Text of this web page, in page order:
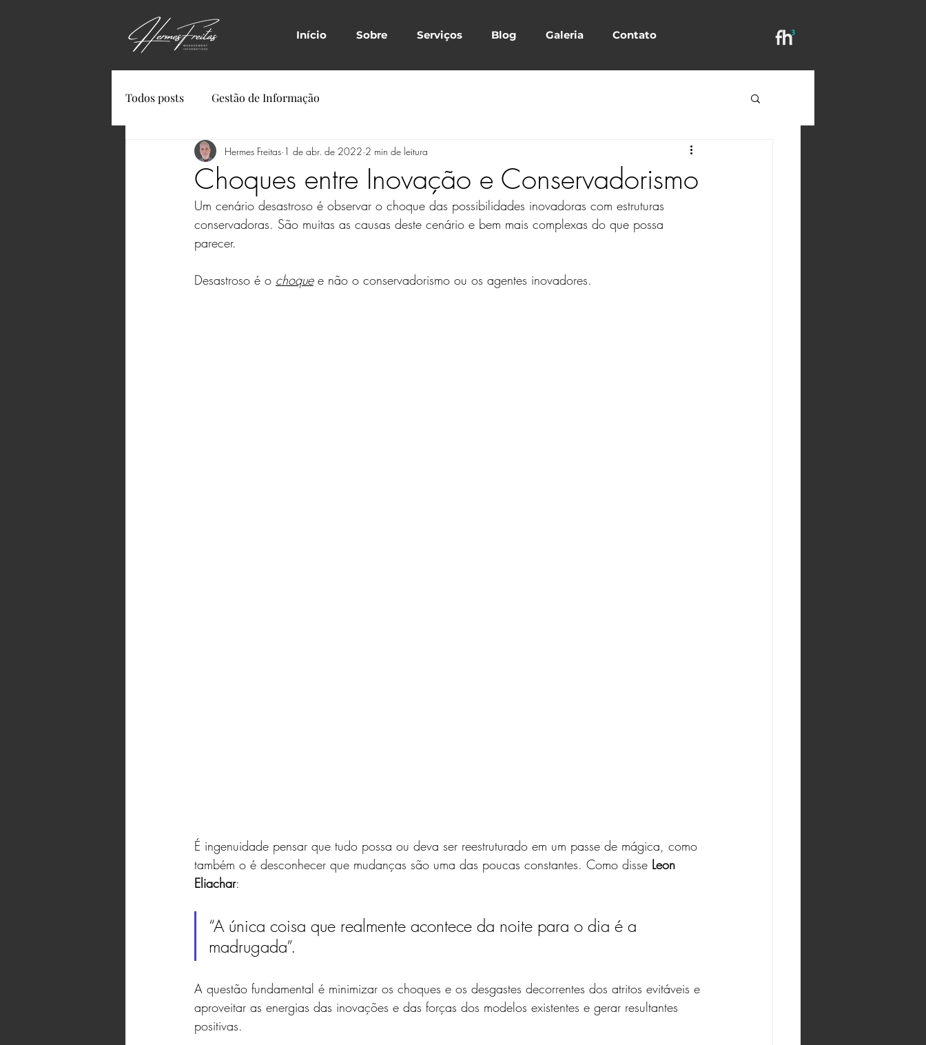
Início Sobre Serviços Blog Galeria Contato
Todos posts Gestão de Informação
Choques entre Inovação e Conservadorismo
Hermes Freitas 1 de abr. de 2022 2 min de leitura
Um cenário desastroso é observar o choque das possibilidades inovadoras com estruturas
conservadoras. São muitas as causas deste cenário e bem mais complexas do que possa
parecer.
Desastroso é o choque e não o conservadorismo ou os agentes inovadores.
É ingenuidade pensar que tudo possa ou deva ser reestruturado em um passe de mágica, como
também o é desconhecer que mudanças são uma das poucas constantes. Como disse Leon
Eliachar:
“A única coisa que realmente acontece da noite para o dia é a
madrugada”.
A questão fundamental é minimizar os choques e os desgastes decorrentes dos atritos evitáveis e
aproveitar as energias das inovações e das forças dos modelos existentes e gerar resultantes
positivas.